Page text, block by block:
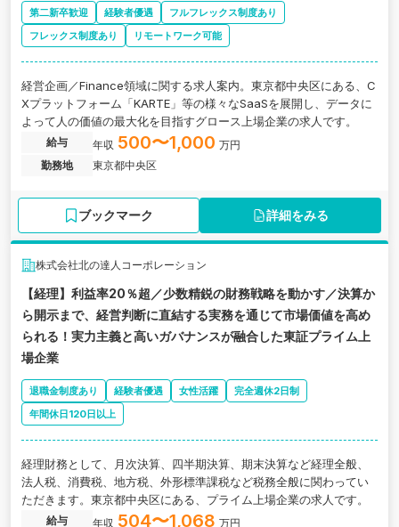
第二新卒歓迎 経験者優遇
フルフレックス制度あり
フレックス制度あり
リモートワーク可能
経営企画／Finance領域に関する求人案内。東京都中央区にある、C
Xプラットフォーム「KARTE」等の様々なSaaSを展開し、データに
よって人の価値の最大化を目指すグロース上場企業の求人です。
給与 年収 500〜1,000 万円
勤務地
東京都中央区
ブックマーク 詳細をみる
株式会社北の達人コーポレーション
【経理】利益率20％超／少数精鋭の財務戦略を動かす／決算か
ら開示まで、経営判断に直結する実務を通じて市場価値を高め
られる！実力主義と高いガバナンスが融合した東証プライム上
場企業
退職金制度あり 経験者優遇 女性活躍
完全週休2日制
年間休日120日以上
経理財務として、月次決算、四半期決算、期末決算など経理全般、
法人税、消費税、地方税、外形標準課税など税務全般に関わってい
ただきます。東京都中央区にある、プライム上場企業の求人です。
給与 年収 504〜1,068 万円